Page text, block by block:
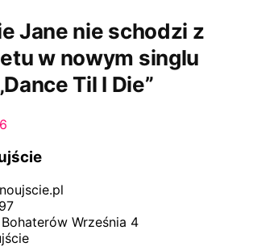
Jane nie schodzi z
w nowym singlu
Til I Die”
Września 4